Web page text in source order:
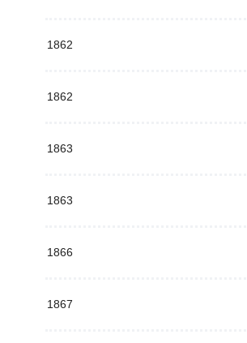
1862
1862
1863
1863
1866
1867